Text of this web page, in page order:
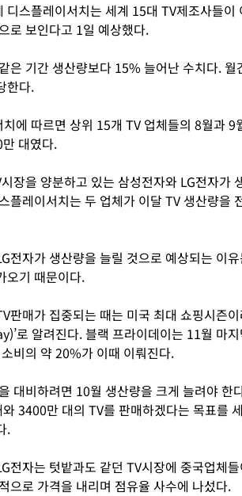
디스플레이서치는 세계 15대 TV제조사들
로 보인다고 1일 예상했다.
은 기간 생산량보다 15% 늘어난 수치다. 월
한다.
에 따르면 상위 15개 TV 업체들의 8월과
대였다.
장을 양분하고 있는 삼성전자와 LG전자가
플레이서치는 두 업체가 이달 TV 생산량을
전자가 생산량을 늘릴 것으로 예상되는 이
오기 때문이다.
판매가 집중되는 때는 미국 최대 쇼핑시즌
로 알려진다. 블랙 프라이데이는 11월 마
비의 약 20%가 이때 이뤄진다.
대비하려면 10월 생산량을 크게 늘려야 한
3400만 대의 TV를 판매하겠다는 목표를
.
전자는 텃밭과도 같던 TV시장에 중국업체
으로 가격을 내리며 점유율 사수에 나섰다.